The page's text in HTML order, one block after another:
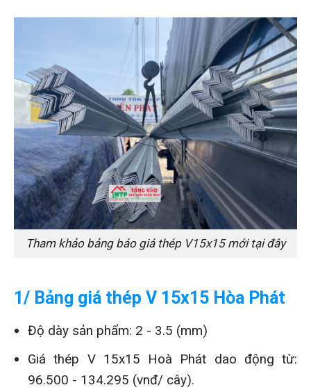
Tham khảo bảng báo giá thép V15x15 mới tại đây
1/ Bảng giá thép V 15x15 Hòa Phát
Độ dày sản phẩm: 2 - 3.5 (mm)
Giá thép V 15x15 Hoà Phát dao động từ:
96.500 - 134.295 (vnđ/ cây).